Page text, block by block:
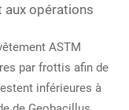
aux opérations
ASTM
par frottis afin de
inférieures à